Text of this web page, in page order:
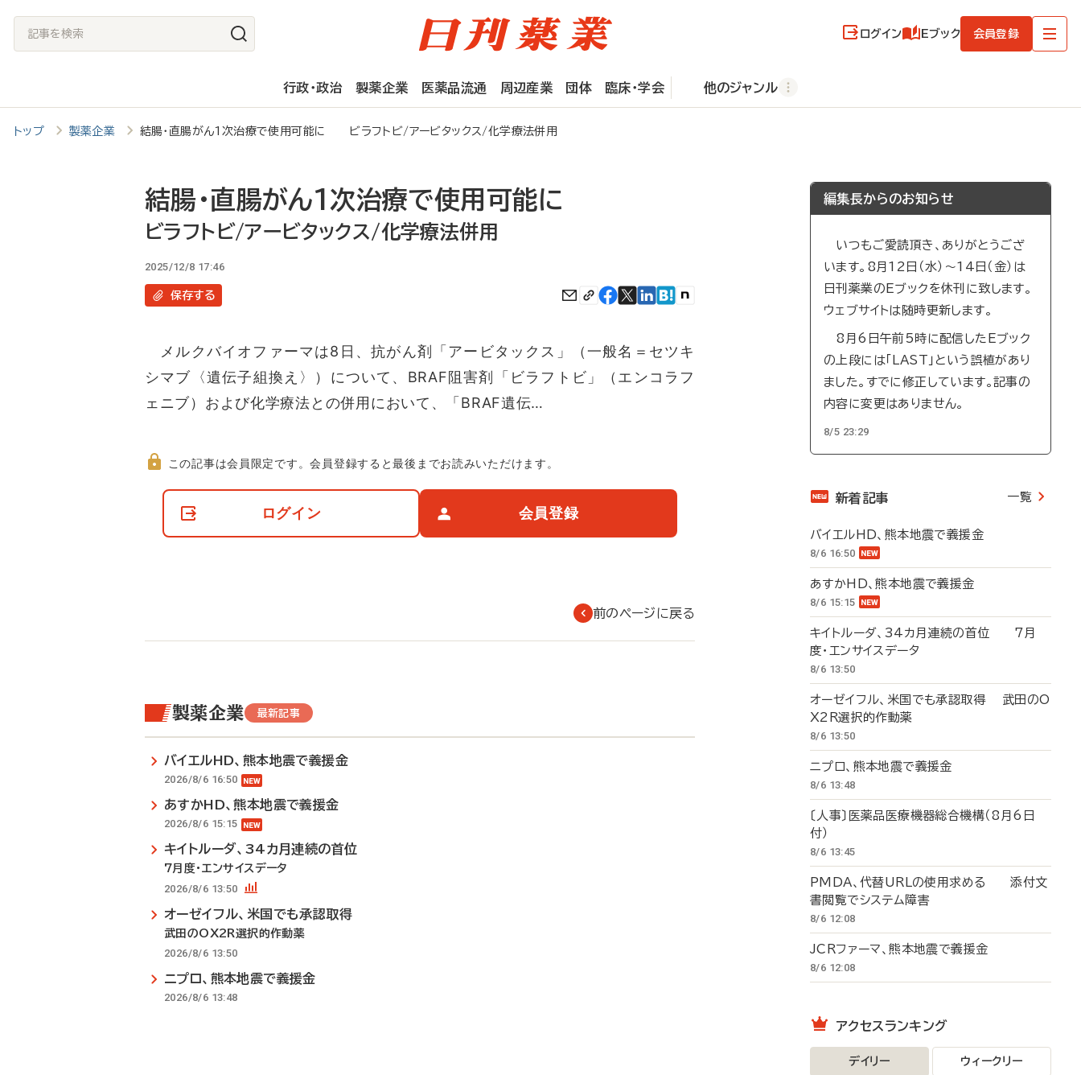
記
事
検
索
ログイン Eブック 会員登録
行政・政治 製薬企業 医薬品流通 周辺産業 団体 臨床・学会 他のジャンル
トップ 製薬企業 結腸・直腸がん1次治療で使用可能に ビラフトビ/アービタックス/化学療法併用
結腸・直腸がん1次治療で使用可能に
ビラフトビ/アービタックス/化学療法併用
2025/12/8 17:46
保存する
メルクバイオファーマは8日、抗がん剤「アービタックス」（一般名＝セツキ
シマブ〈遺伝子組換え〉）について、BRAF阻害剤「ビラフトビ」（エンコラフ
ェニブ）および化学療法との併用において、「BRAF遺伝…
て
この記事は会員限定です。会員登録すると最後までお読みいただけます。
ログイン 会員登録
前のページに戻る
製薬企業 最新記事
バイエルHD、熊本地震で義援金
2026/8/6 16:50
あすかHD、熊本地震で義援金
2026/8/6 15:15
キイトルーダ、34カ月連続の首位
7月度・エンサイスデータ
2026/8/6 13:50
オーゼイフル、米国でも承認取得
武田のOX2R選択的作動薬
2026/8/6 13:50
ニプロ、熊本地震で義援金
2026/8/6 13:48
編集長からのお知らせ
いつもご愛読頂き、ありがとうござ
います。8月12日（水）～14日（金）は
日刊薬業のEブックを休刊に致します。
ウェブサイトは随時更新します。
8月6日午前5時に配信したEブック
の上段には「LAST」という誤植があり
ました。すでに修正しています。記事の
内容に変更はありません。
8/5 23:29
新着記事 一覧
バイエルHD、熊本地震で義援金
8/6 16:50
あすかHD、熊本地震で義援金
8/6 15:15
キイトルーダ、34カ月連続の首位 7月
度・エンサイスデータ
8/6 13:50
オーゼイフル、米国でも承認取得 武田のO
X2R選択的作動薬
8/6 13:50
ニプロ、熊本地震で義援金
8/6 13:48
〔人事〕医薬品医療機器総合機構（8月6日
付）
8/6 13:45
PMDA、代替URLの使用求める 添付文
書閲覧でシステム障害
8/6 12:08
JCRファーマ、熊本地震で義援金
8/6 12:08
アクセスランキング
デイリー ウィークリー